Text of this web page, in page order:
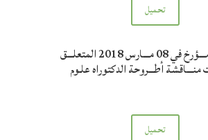
تحميل
المنشـــور رقم 03 مـــؤرخ في 08 مـــارس 2018 المتعلـــق
أطـــروحة الدكتوراه علـوم
تحميل